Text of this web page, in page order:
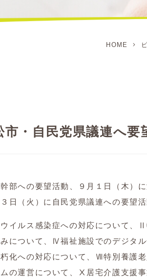
HOME
・自民党県議連へ要
部への要望活動、９月１日（木）
日（火）に自民党県議連への要望活
イルス感染症への対応について、
について、Ⅳ福祉施設でのデジタ
化への対応について、Ⅶ特別養護
の運営について、Ⅹ居宅介護支援